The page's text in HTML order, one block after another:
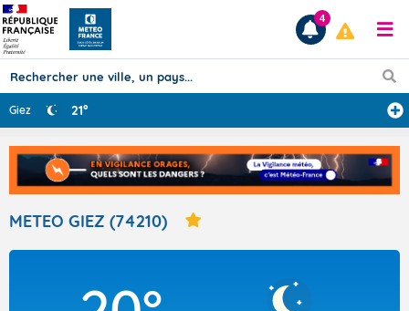
Prévisions
TOUS LES RÉSULTATS
Articles
4
Giez 21°
METEO GIEZ (74210)